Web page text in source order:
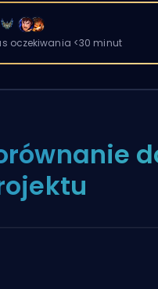
oczekiwania <30 minut